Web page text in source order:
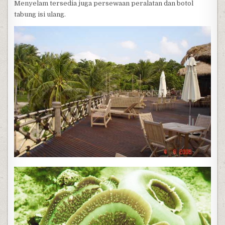
Menyelam tersedia juga persewaan peralatan dan botol
tabung isi ulang.